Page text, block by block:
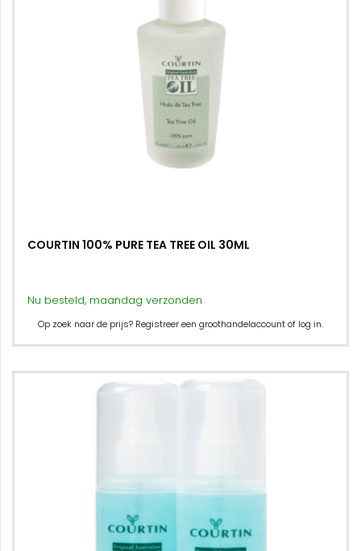
COURTIN 100% PURE TEA TREE OIL 30ML
Nu besteld, maandag verzonden
Op zoek naar de prijs? Registreer een groothandelaccount of log in.